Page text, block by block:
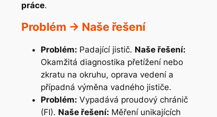
práce.
Problém → Naše řešení
Problém: Padající jistič. Naše řešení:
Okamžitá diagnostika přetížení nebo
zkratu na okruhu, oprava vedení a
případná výměna vadného jističe.
Problém: Vypadává proudový chránič
(FI). Naše řešení: Měření unikajících